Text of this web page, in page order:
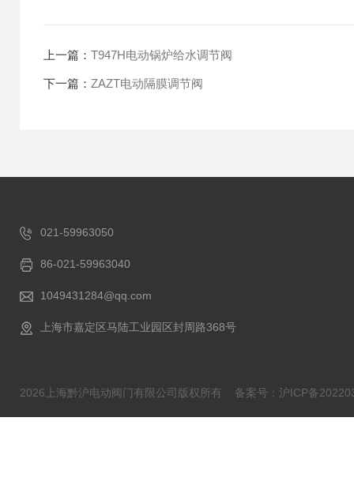
上一篇： T947H电动锅炉给水调节阀
下一篇： ZAZT电动隔膜调节阀
021-59963050
86-021-59963040
1049431284@qq.com
上海市嘉定区马陆工业园区封周路368号
2026上海黔沪电动阀门有限公司版权所有 备案号：沪ICP备